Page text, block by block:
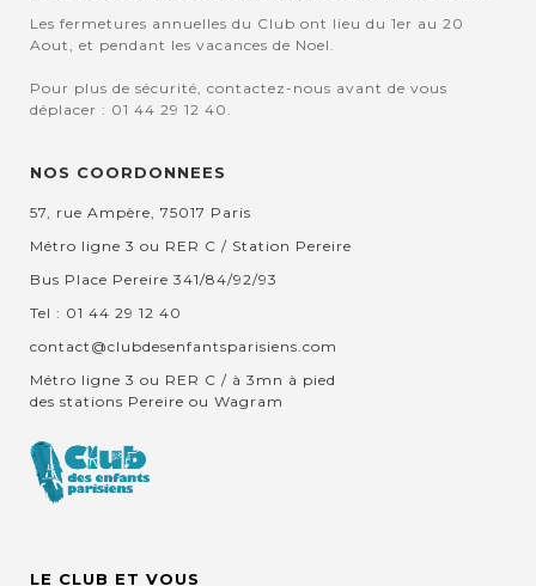
Les fermetures annuelles du Club ont lieu du 1er au 20
Aout, et pendant les vacances de Noel.
Pour plus de sécurité, contactez-nous avant de vous
déplacer : 01 44 29 12 40.
NOS COORDONNEES
57, rue Ampère, 75017 Paris
Métro ligne 3 ou RER C / Station Pereire
Bus Place Pereire 341/84/92/93
Tel : 01 44 29 12 40
contact@clubdesenfantsparisiens.com
Métro ligne 3 ou RER C / à 3mn à pied
des stations Pereire ou Wagram
LE CLUB ET VOUS